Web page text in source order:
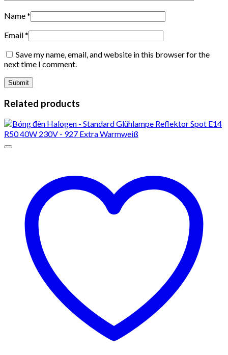
Name*
Email*
Save my name, email, and website in this browser for the
next time I comment.
Related products